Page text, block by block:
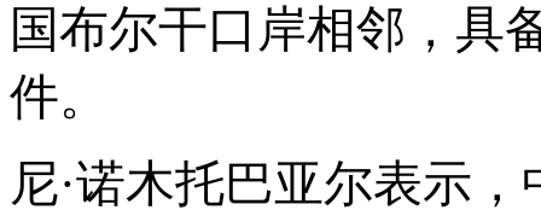
国布尔干口岸相邻，具
件。
尼·诺木托巴亚尔表示，